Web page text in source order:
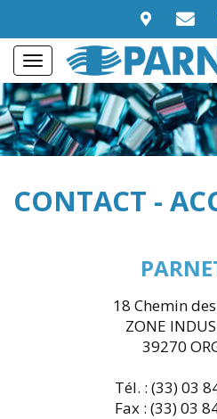
CONTACT -
18 Chemin
ZONE
39270
Tél. : (33) 03
Fax : (33) 03